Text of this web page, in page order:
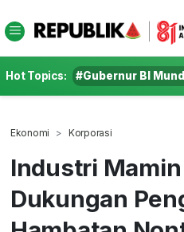
Hot Topics: #Gubernur BI
Ekonomi Korporasi
Industri
Dukungan